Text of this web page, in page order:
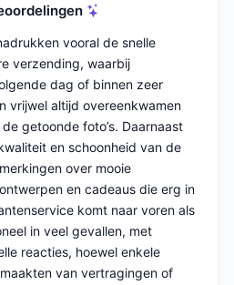
vooral de snelle
verzending, waarbij
dag of binnen zeer
vrijwel altijd overeenkwamen
getoonde foto’s. Daarnaast
en schoonheid van de
over mooie
en cadeaus die erg in
komt naar voren als
in veel gevallen, met
reacties, hoewel enkele
van vertragingen of